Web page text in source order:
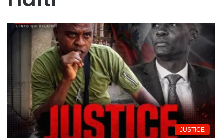
JUSTICE